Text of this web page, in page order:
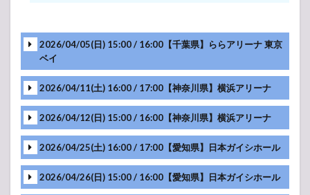
“Against All
GRAVITY”
7
Mr.Children(ミ
スチル) 歴代セ
ットリスト
2026/04/05(日) 15:00 / 16:00【千葉県】ららアリーナ 東京
ベイ
2026/04/11(土) 16:00 / 17:00【神奈川県】横浜アリーナ
2026/04/12(日) 15:00 / 16:00【神奈川県】横浜アリーナ
2026/04/25(土) 16:00 / 17:00【愛知県】日本ガイシホール
2026/04/26(日) 15:00 / 16:00【愛知県】日本ガイシホール